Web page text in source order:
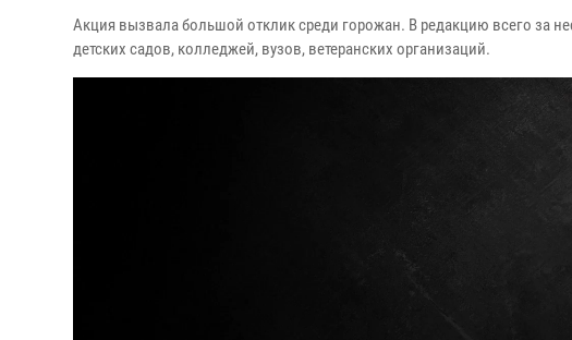
Акция вызвала большой отклик среди горожан. В редакцию всего за
детских садов, колледжей, вузов, ветеранских организаций.